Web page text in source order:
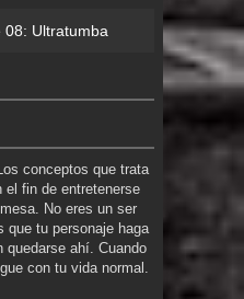
08: Ultratumba
conceptos que trata
fin de entretenerse
No eres un ser
que tu personaje haga
quedarse ahí. Cuando
con tu vida normal.